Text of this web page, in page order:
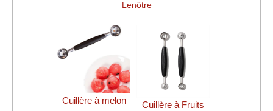
Cuillère à melon Cuillère à Fruits